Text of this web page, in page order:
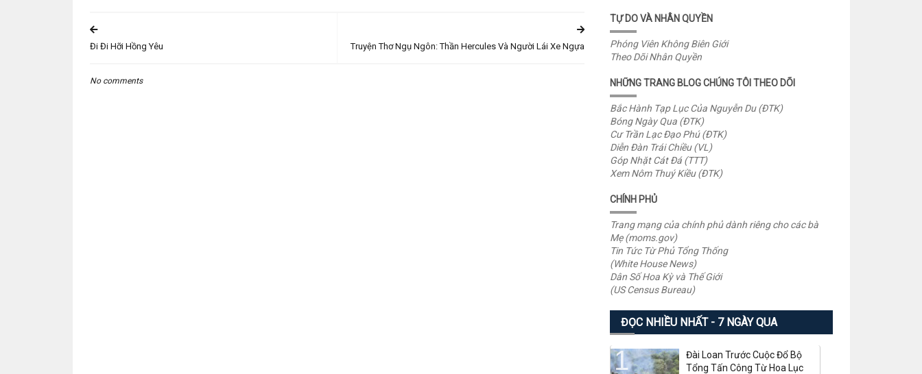
Truyện Thơ Ngụ Ngôn: Thần Hercules Và Người Lái Xe Ngựa
Đi Đi Hỡi Hồng Yêu
No comments
TỰ DO VÀ NHÂN QUYỀN
Phóng Viên Không Biên Giới
Theo Dõi Nhân Quyền
NHỮNG TRANG BLOG CHÚNG TÔI THEO DÕI
Bắc Hành Tạp Lục Của Nguyễn Du (ĐTK)
Bóng Ngày Qua (ĐTK)
Cư Trần Lạc Đạo Phú (ĐTK)
Diễn Đàn Trái Chiều (VL)
Góp Nhặt Cát Đá (TTT)
Xem Nôm Thuý Kiều (ĐTK)
CHÍNH PHỦ
Trang mạng của chính phủ dành riêng cho các bà
Mẹ (moms.gov)
Tin Tức Từ Phủ Tổng Thống
(White House News)
Dân Số Hoa Kỳ và Thế Giới
(US Census Bureau)
ĐỌC NHIỀU NHẤT - 7 NGÀY QUA
Đài Loan Trước Cuộc Đổ Bộ
Tổng Tấn Công Từ Hoa Lục